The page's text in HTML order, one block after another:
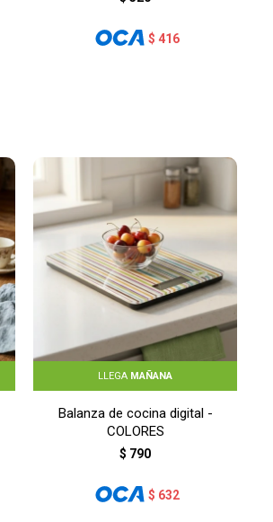
$ 416
LLEGA MAÑANA
Balanza de cocina digital -
COLORES
$ 790
$ 632